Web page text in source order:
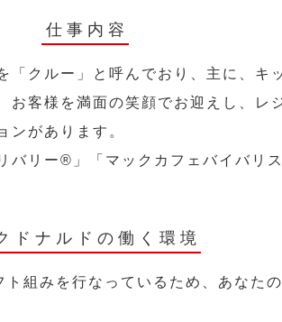
仕事内容
クルー」と呼んでおり、主に、キ
客様を満面の笑顔でお迎えし、レ
ンがあります。
リー®︎」「マックカフェバイバリ
ドナルドの働く環境
組みを行なっているため、あなた